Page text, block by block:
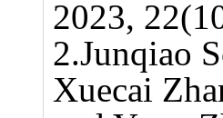
2023,
2.Junqiao
Xuecai